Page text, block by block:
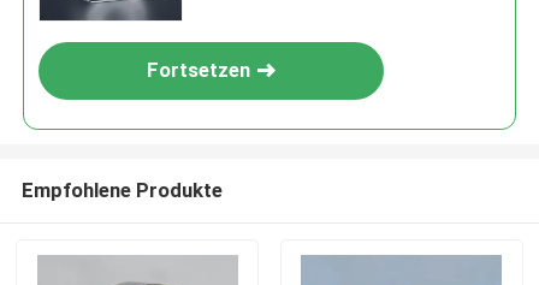
Fortsetzen
Empfohlene Produkte